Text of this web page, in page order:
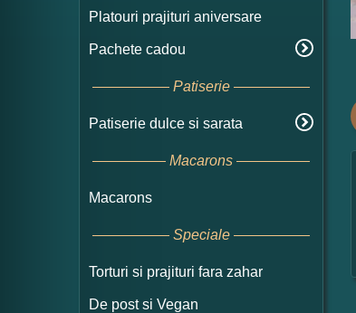
Platouri prajituri aniversare
Pachete cadou
Patiserie
Patiserie dulce si sarata
Macarons
Macarons
Speciale
Torturi si prajituri fara zahar
De post si Vegan